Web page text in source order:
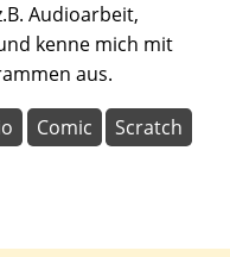
Audioarbeit,
kenne mich mit
aus.
Comic
Scratch